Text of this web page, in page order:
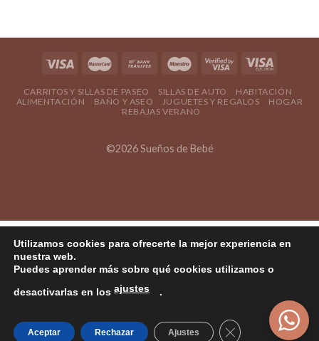
CARRITOS Y SILLAS DE PASEO SILLAS DE AUTO
HABITACIÓN
ALIMENTACIÓN
BAÑO Y ASEO JUGUETES Y REGALOS
HOGAR
REBAJAS VERANO
©2026 Sueños de Bebé
Utilizamos cookies para ofrecerte la mejor experiencia en
nuestra web.
Puedes aprender más sobre qué cookies utilizamos o
desactivarlas en los ajustes .
Aceptar Rechazar Ajustes Cerrar el banner